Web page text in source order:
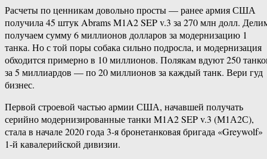
Расчеты по ценникам довольно просты — ранее армия США
получила 45 штук Abrams M1A2 SEP v.3 за 270 млн долл.
получаем сумму 6 миллионов долларов за модернизацию 1
танка. Но с той поры собака сильно подросла, и модернизация
обходится примерно в 10 миллионов. Полякам вдуют 250
за 5 миллиардов — по 20 миллионов за каждый танк. Вери гуд
бизнес.
Первой строевой частью армии США, начавшей получать
серийно модернизированные танки M1A2 SEP v.3 (М1А2С),
стала в начале 2020 года 3-я бронетанковая бригада «Greywolf»
1-й кавалерийской дивизии.